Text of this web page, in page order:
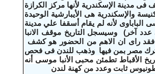
فى مدينة الإسكندرية لأنها مركز الكرازة
والإسكندرية هى الأيبارشية الوحيدة
لأنه لم يقام أسقفا علي مدينة
عدد آخر)
وسيسجل التاريخ موقف الانبا
فقد راى ان الاهم من الحضور هو كشف
وترك مصر بمن فيها وذهب للندن فى فحص
الأقباط تطمئن محبى الأنبا موسى أنه
ثابت وعدد من كهنة لندن